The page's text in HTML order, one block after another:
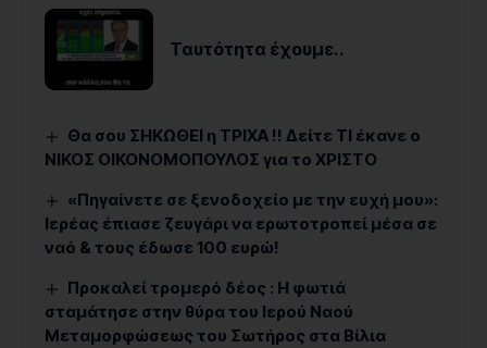
Ταυτότητα έχουμε..
Θα σου ΣΗΚΩΘΕΙ η ΤΡΙΧΑ !! Δείτε ΤΙ έκανε ο
ΝΙΚΟΣ ΟΙΚΟΝΟΜΟΠΟΥΛΟΣ για το ΧΡΙΣΤΟ
«Πηγαίνετε σε ξενοδοχείο με την ευχή μου»:
Ιερέας έπιασε ζευγάρι να ερωτοτροπεί μέσα σε
ναό & τους έδωσε 100 ευρώ!
Προκαλεί τρομερό δέος : Η φωτιά
σταμάτησε στην θύρα του Ιερού Ναού
Μεταμορφώσεως του Σωτήρος στα Βίλια